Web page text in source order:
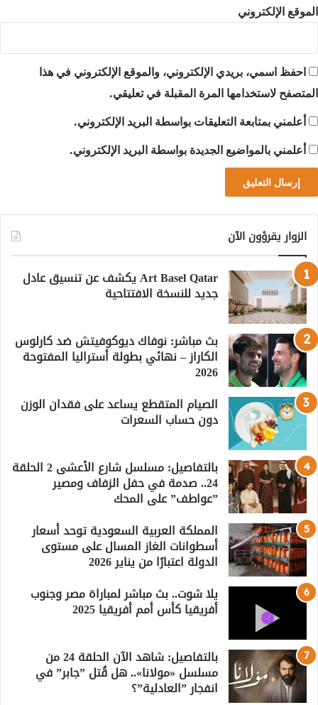
الموقع الإلكتروني
احفظ اسمي، بريدي الإلكتروني، والموقع الإلكتروني في هذا
المتصفح لاستخدامها المرة المقبلة في تعليقي.
أعلمني بمتابعة التعليقات بواسطة البريد الإلكتروني.
أعلمني بالمواضيع الجديدة بواسطة البريد الإلكتروني.
الزوار يقرؤون الآن
Art Basel Qatar يكشف عن تنسيق عادل
جديد للنسخة الافتتاحية
بث مباشر: نوفاك ديوكوفيتش ضد كارلوس
الكاراز – نهائي بطولة أستراليا المفتوحة
2026
الصيام المتقطع يساعد على فقدان الوزن
دون حساب السعرات
بالتفاصيل: مسلسل شارع الأعشى 2 الحلقة
24.. صدمة في حفل الزفاف ومصير
”عواطف” على المحك
المملكة العربية السعودية توحد أسعار
أسطوانات الغاز المسال على مستوى
الدولة اعتبارًا من يناير 2026
يلا شوت.. بث مباشر لمباراة مصر وجنوب
أفريقيا كأس أمم أفريقيا 2025
بالتفاصيل: شاهد الآن الحلقة 24 من
مسلسل «مولانا».. هل قُتل ”جابر” في
انفجار ”العادلية”؟